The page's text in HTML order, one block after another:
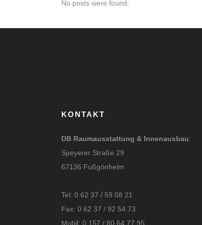
No posts were found.
KONTAKT
DB Raumausstattung & Innenausbau
Speyerer Straße 29
67136 Fußgönheim
Tel: 0 62 37 / 59 08 21
Fax: 0 62 37 / 92 54 73
Mobil: 0 157 / 80 64 77 95